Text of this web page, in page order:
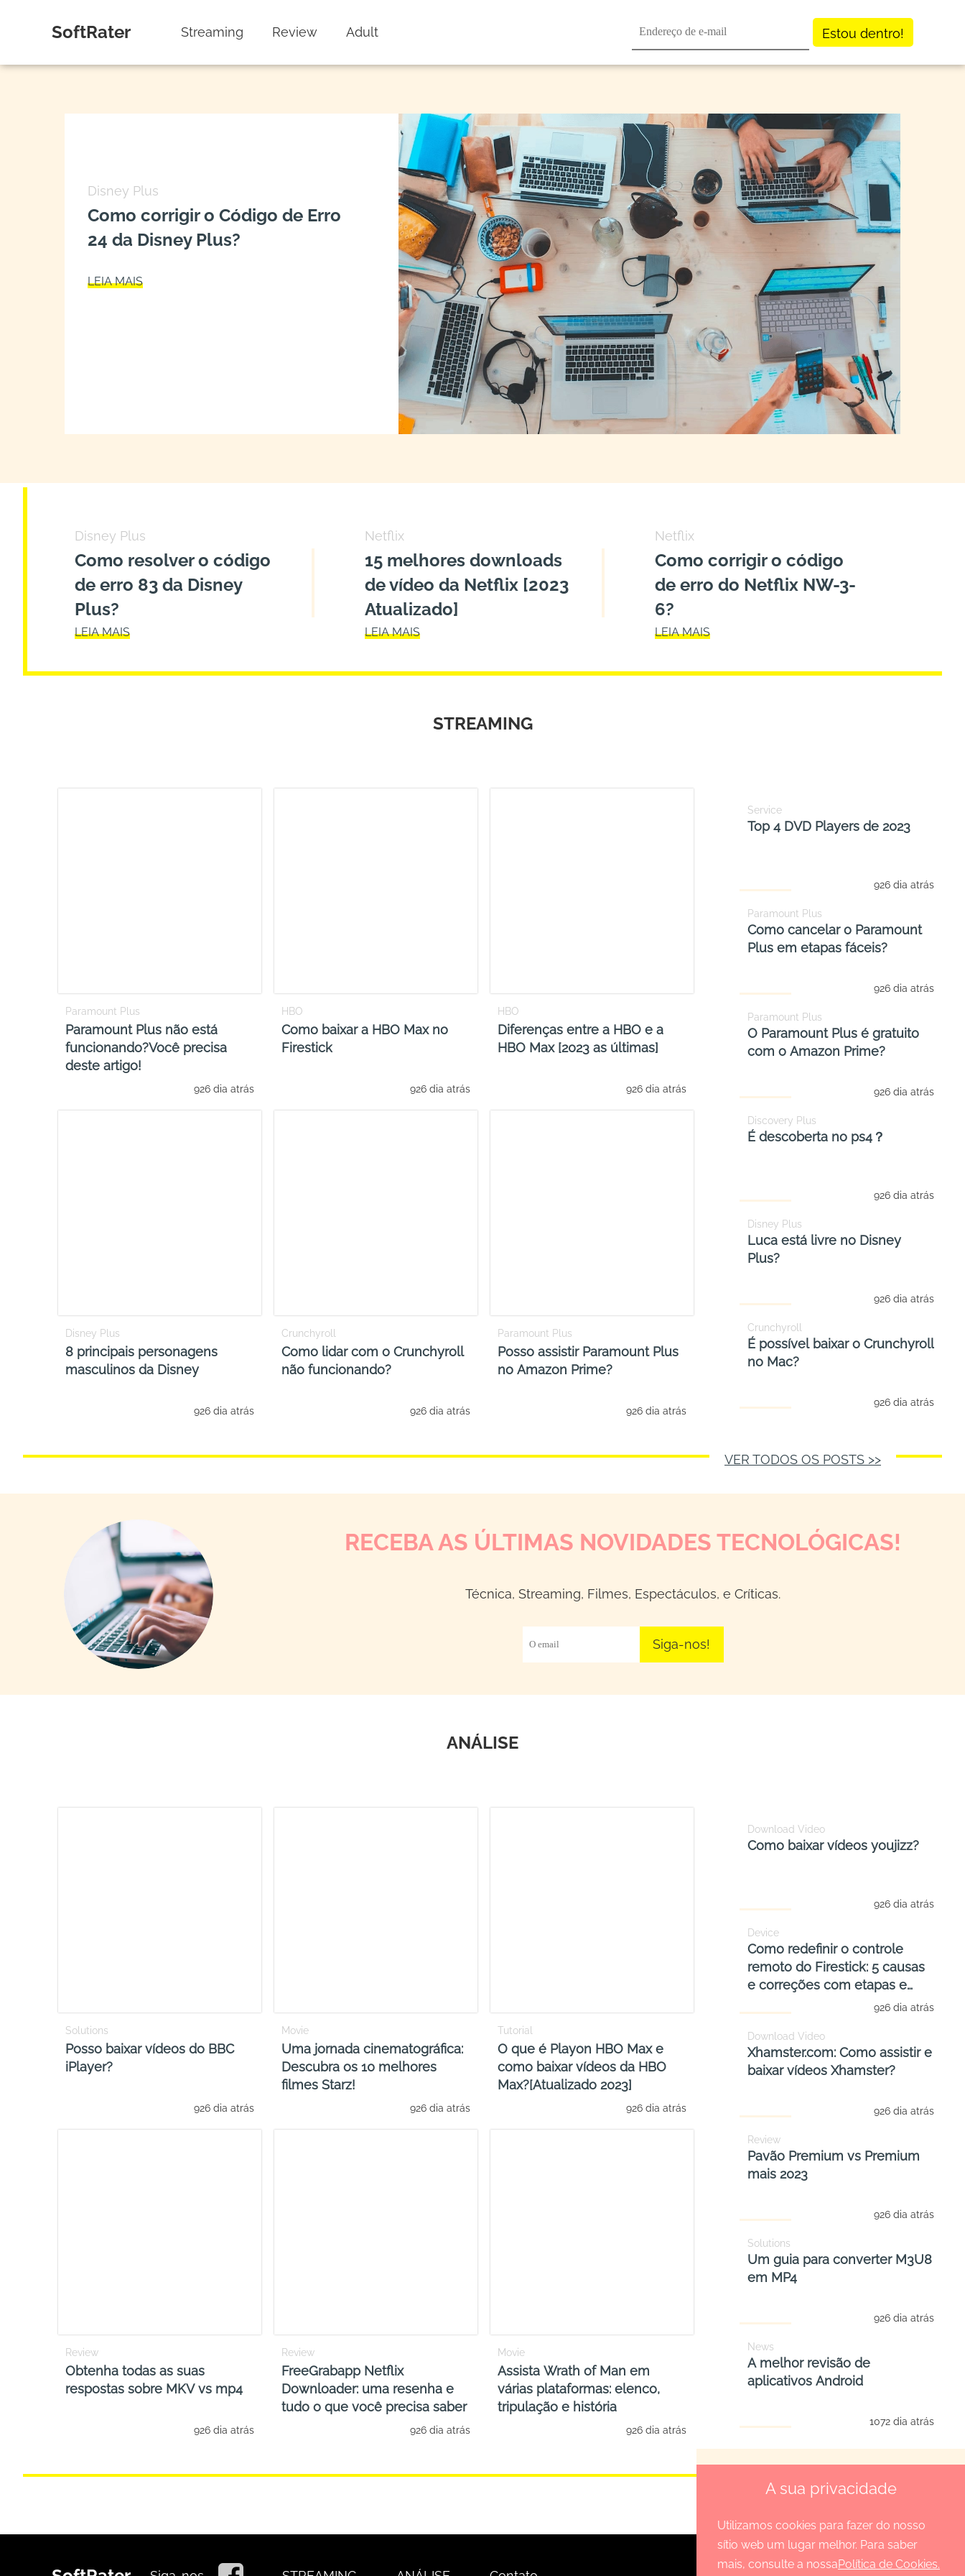
SoftRater Streaming Review Adult Estou dentro!
Disney Plus
Como corrigir o Código de Erro
24 da Disney Plus?
LEIA MAIS
Disney Plus
Como resolver o código
de erro 83 da Disney
Plus?
LEIA MAIS
Netflix
15 melhores downloads
de vídeo da Netflix [2023
Atualizado]
LEIA MAIS
Netflix
Como corrigir o código
de erro do Netflix NW-3-
6?
LEIA MAIS
STREAMING
Paramount Plus
Paramount Plus não está
funcionando?Você precisa
deste artigo!
926 dia atrás
HBO
Como baixar a HBO Max no
Firestick
926 dia atrás
HBO
Diferenças entre a HBO e a
HBO Max [2023 as últimas]
926 dia atrás
Disney Plus
8 principais personagens
masculinos da Disney
926 dia atrás
Crunchyroll
Como lidar com o Crunchyroll
não funcionando?
926 dia atrás
Paramount Plus
Posso assistir Paramount Plus
no Amazon Prime?
926 dia atrás
Service
Top 4 DVD Players de 2023
926 dia atrás
Paramount Plus
Como cancelar o Paramount
Plus em etapas fáceis?
926 dia atrás
Paramount Plus
O Paramount Plus é gratuito
com o Amazon Prime?
926 dia atrás
Discovery Plus
É descoberta no ps4？
926 dia atrás
Disney Plus
Luca está livre no Disney
Plus?
926 dia atrás
Crunchyroll
É possível baixar o Crunchyroll
no Mac?
926 dia atrás
VER TODOS OS POSTS >>
RECEBA AS ÚLTIMAS NOVIDADES TECNOLÓGICAS!
Técnica, Streaming, Filmes, Espectáculos, e Críticas.
Siga-nos!
ANÁLISE
Solutions
Posso baixar vídeos do BBC
iPlayer?
926 dia atrás
Movie
Uma jornada cinematográfica:
Descubra os 10 melhores
filmes Starz!
926 dia atrás
Tutorial
O que é Playon HBO Max e
como baixar vídeos da HBO
Max?[Atualizado 2023]
926 dia atrás
Review
Obtenha todas as suas
respostas sobre MKV vs mp4
926 dia atrás
Review
FreeGrabapp Netflix
Downloader: uma resenha e
tudo o que você precisa saber
926 dia atrás
Movie
Assista Wrath of Man em
várias plataformas: elenco,
tripulação e história
926 dia atrás
Download Video
Como baixar vídeos youjizz?
926 dia atrás
Device
Como redefinir o controle
remoto do Firestick: 5 causas
e correções com etapas e
926 dia atrás
Download Video
Xhamster.com: Como assistir e
baixar vídeos Xhamster?
926 dia atrás
Review
Pavão Premium vs Premium
mais 2023
926 dia atrás
Solutions
Um guia para converter M3U8
em MP4
926 dia atrás
News
A melhor revisão de
aplicativos Android
1072 dia atrás
VER TODOS OS POSTS >>
A sua privacidade
Utilizamos cookies para fazer do nosso
sítio web um lugar melhor. Para saber
mais, consulte a nossaPolítica de Cookies.